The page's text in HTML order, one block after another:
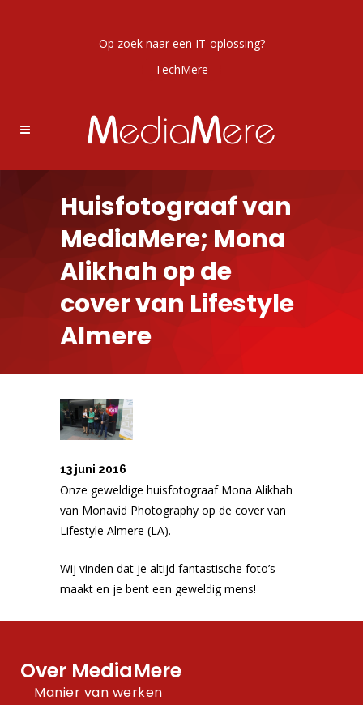
Op zoek naar een IT-oplossing?
TechMere
Huisfotograaf van
MediaMere; Mona
Alikhah op de
cover van Lifestyle
Almere
13 juni 2016
Onze geweldige huisfotograaf Mona Alikhah
van Monavid Photography op de cover van
Lifestyle Almere (LA).
Wij vinden dat je altijd fantastische foto’s
maakt en je bent een geweldig mens!
Over MediaMere
Manier van werken